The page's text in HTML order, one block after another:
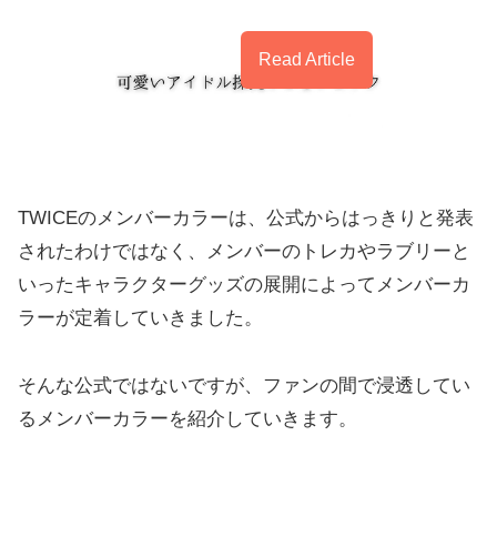
Read Article
TWICEのメンバーカラーは、公式からはっきりと発表
されたわけではなく、メンバーのトレカやラブリーと
いったキャラクターグッズの展開によってメンバーカ
ラーが定着していきました。
そんな公式ではないですが、ファンの間で浸透してい
るメンバーカラーを紹介していきます。